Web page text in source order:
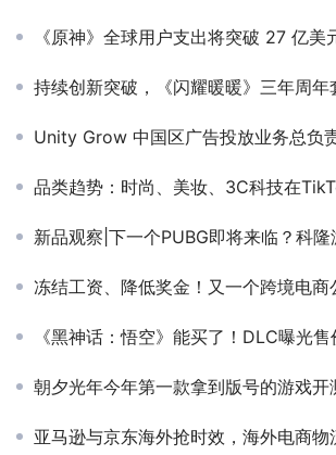
《原神》全球用户支出将突破 27 亿美元，并打破
持续创新突破，《闪耀暖暖》三年周年
Unity Grow 中国区广告投放业务总负责人 Linda Wu 确认担任 PAGC 2025丨第五届全球产品与增
品类趋势：时尚、美妆、3C科技在TikTok
新品观察|下一个PUBG即将来临？科隆游戏展
冻结工资、降低奖金！又一个跨境电
《黑神话：悟空》能买了！DLC曝光
朝夕光年今年第一款拿到版号的游戏开测了！虚幻
亚马逊与京东海外抢时效，海外电商物流